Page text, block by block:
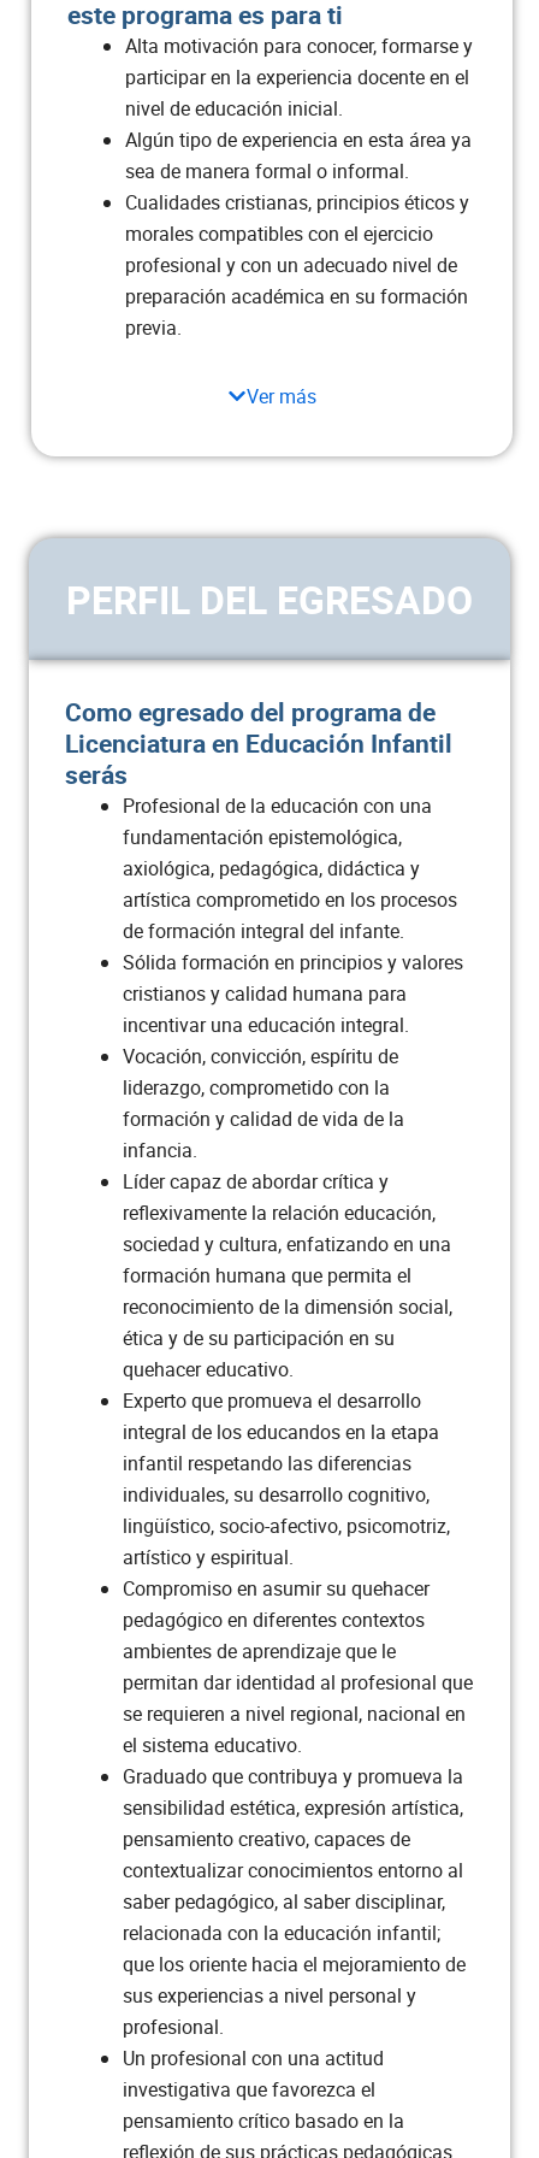
Piano
Práctica Integrada I 2
Salud y Cuidados de la Infancia 2
Total semestre 16
Semestre 4
Neuropsicología del Aprendizaje 3
Teoría y Diseño Curricular 2
Electiva Instrumental II: Guitarra
o Piano
Práctica Pedagógica Integrada II
Epistemología
Total semestre
Semestre 5
ASIGNATURA CRÉDITOS
Creencias Cristianas
Fundamentales
Didáctica de la Matemática 3
Metodología de la Investigación 3
Práctica Pedagógica Integrada III 2
Música en la Infancia
Medios y TICS Aplicados a la
Educación Infantil
Legislación y Políticas
Educativas
Total semestre 17
Semestre 6
ASIGNATURA CRÉDITOS
Práctica Pedagógica Integrada IV
Expresión Lúdica y Corporal
Didáctica de las Ciencias
este programa es para ti
Alta motivación para conocer, formarse y
participar en la experiencia docente en el
nivel de educación inicial.
Algún tipo de experiencia en esta área ya
sea de manera formal o informal.
Cualidades cristianas, principios éticos y
morales compatibles con el ejercicio
profesional y con un adecuado nivel de
preparación académica en su formación
previa.
Ver más
PERFIL DEL EGRESADO
Como egresado del programa de
Licenciatura en Educación Infantil
serás
Profesional de la educación con una
fundamentación epistemológica,
axiológica, pedagógica, didáctica y
artística comprometido en los procesos
de formación integral del infante.
Sólida formación en principios y valores
cristianos y calidad humana para
incentivar una educación integral.
Vocación, convicción, espíritu de
liderazgo, comprometido con la
formación y calidad de vida de la
infancia.
Líder capaz de abordar crítica y
reflexivamente la relación educación,
sociedad y cultura, enfatizando en una
formación humana que permita el
reconocimiento de la dimensión social,
ética y de su participación en su
quehacer educativo.
Experto que promueva el desarrollo
integral de los educandos en la etapa
infantil respetando las diferencias
individuales, su desarrollo cognitivo,
lingüístico, socio-afectivo, psicomotriz,
artístico y espiritual.
Compromiso en asumir su quehacer
pedagógico en diferentes contextos
ambientes de aprendizaje que le
permitan dar identidad al profesional que
se requieren a nivel regional, nacional en
el sistema educativo.
Graduado que contribuya y promueva la
sensibilidad estética, expresión artística,
pensamiento creativo, capaces de
contextualizar conocimientos entorno al
saber pedagógico, al saber disciplinar,
relacionada con la educación infantil;
que los oriente hacia el mejoramiento de
sus experiencias a nivel personal y
profesional.
Un profesional con una actitud
investigativa que favorezca el
pensamiento crítico basado en la
reflexión de sus prácticas pedagógicas